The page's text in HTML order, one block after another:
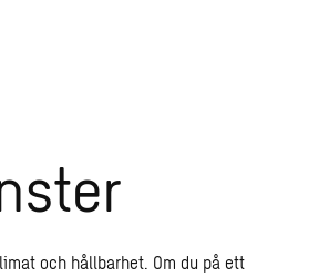
och hållbarhet. Om du på ett